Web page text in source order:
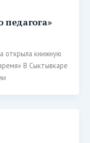
педагога»
открыла книжную
В Сыктывкаре